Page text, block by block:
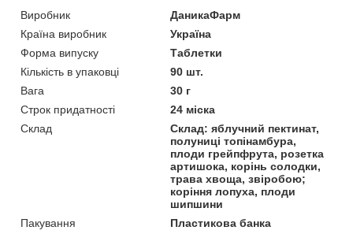
Виробник
ДаникаФарм
Країна виробник
Україна
Форма випуску
Таблетки
Кількість в упаковці
90 шт.
Вага
30 г
Строк придатності
24 міска
Склад
Склад: яблучний пектинат,
полуниці топінамбура,
плоди грейпфрута, розетка
артишока, корінь солодки,
трава хвоща, звіробою;
коріння лопуха, плоди
шипшини
Пакування
Пластикова банка